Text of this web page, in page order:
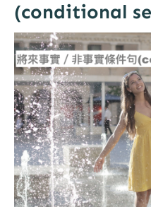
(conditional